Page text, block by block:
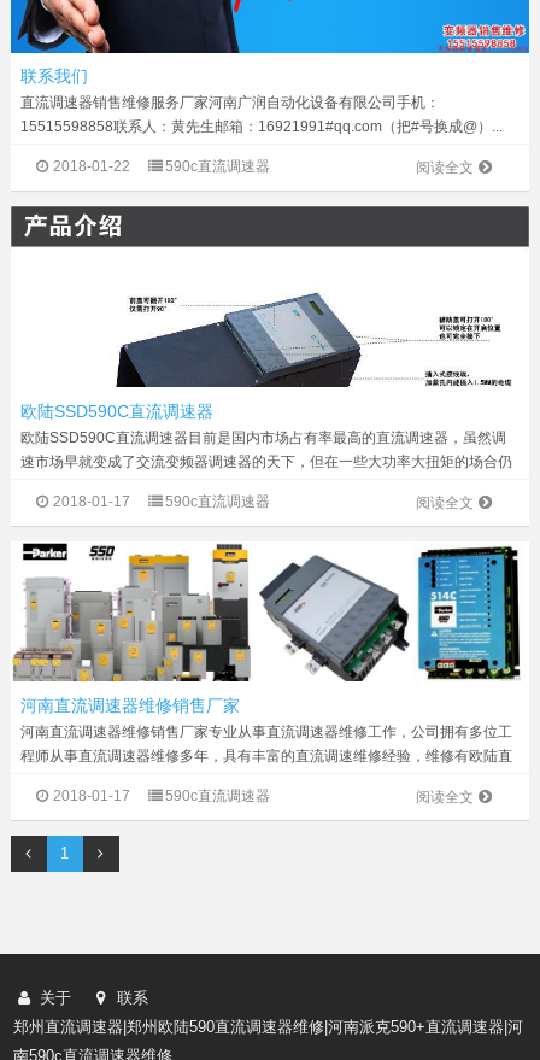
联系我们
直流调速器销售维修服务厂家河南广润自动化设备有限公司手机：
15515598858联系人：黄先生邮箱：16921991#qq.com（把#号换成@）...
阅读全文
2018-01-22 590c直流调速器
欧陆SSD590C直流调速器
欧陆SSD590C直流调速器目前是国内市场占有率最高的直流调速器，虽然调
速市场早就变成了交流变频器调速器的天下，但在一些大功率大扭矩的场合仍
常大。1、高动力矩：200%扭...
阅读全文
2018-01-17 590c直流调速器
河南直流调速器维修销售厂家
河南直流调速器维修销售厂家专业从事直流调速器维修工作，公司拥有多位工
程师从事直流调速器维修多年，具有丰富的直流调速维修经验，维修有欧陆直
阅读全文
2018-01-17 590c直流调速器
1
关于
联系
郑州直流调速器|郑州欧陆590直流调速器维修|河南派克590+直流调速器|河
南590c直流调速器维修